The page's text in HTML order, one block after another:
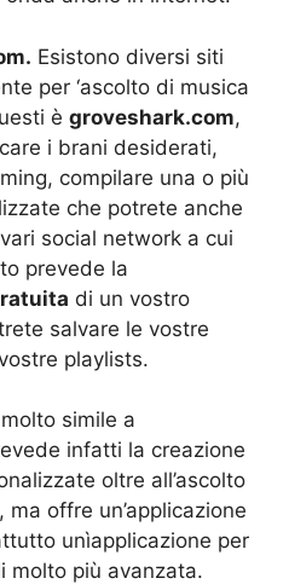
Esistono diversi siti
per ‘ascolto di musica
è groveshark.com,
i brani desiderati,
compilare una o più
che potrete anche
social network a cui
prevede la
di un vostro
salvare le vostre
playlists.
molto simile a
infatti la creazione
oltre all’ascolto
offre un’applicazione
unìapplicazione per
molto più avanzata.